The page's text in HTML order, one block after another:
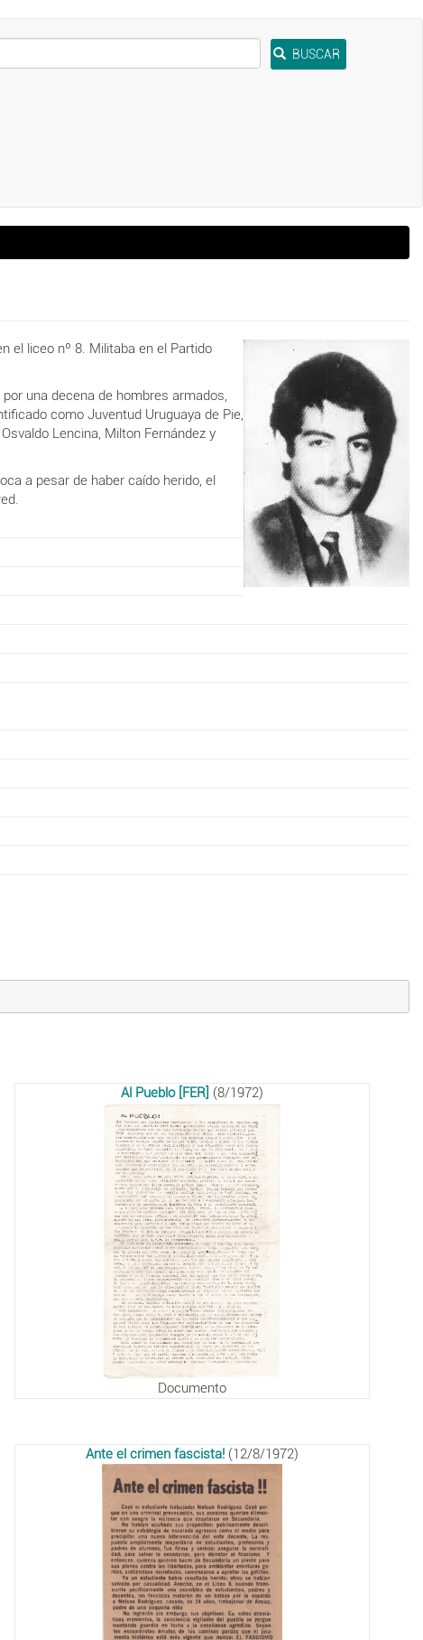
BUSCAR
el liceo nº 8. Militaba en el Partido
una decena de hombres armados,
como Juventud Uruguaya de Pie,
Lencina, Milton Fernández y
a pesar de haber caído herido, el
Al Pueblo [FER] (8/1972)
Documento
Ante el crimen fascista!(12/8/1972)